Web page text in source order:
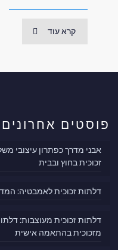
קרא עוד
פוסטים אחרונים
אבני מדרך כפתרון עיצובי
זכוכית בחוץ ובבית
דלתות זכוכית לאמבטיה:
דלתות זכוכית מעוצבות:
מזכוכית בהתאמה אישית